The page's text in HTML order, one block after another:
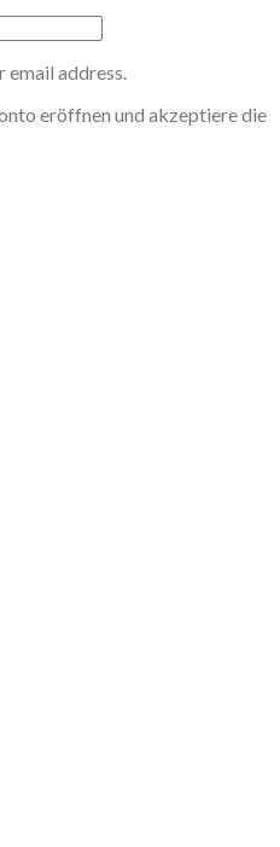
address.
eröffnen und akzeptiere die